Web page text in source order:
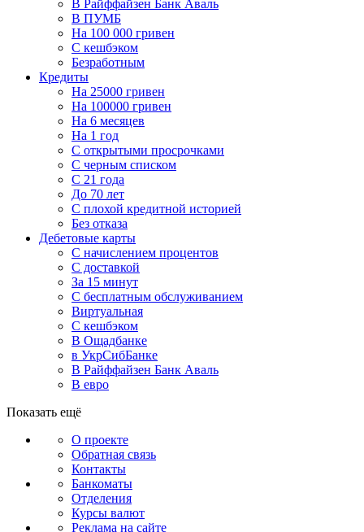
В Райффайзен Банк Аваль
В ПУМБ
На 100 000 гривен
С кешбэком
Безработным
Кредиты
На 25000 гривен
На 100000 гривен
На 6 месяцев
На 1 год
С открытыми просрочками
С черным списком
С 21 года
До 70 лет
С плохой кредитной историей
Без отказа
Дебетовые карты
С начислением процентов
С доставкой
За 15 минут
С бесплатным обслуживанием
Виртуальная
С кешбэком
В Ощадбанке
в УкрСибБанке
В Райффайзен Банк Аваль
В евро
Показать ещё
О проекте
Обратная связь
Контакты
Банкоматы
Отделения
Курсы валют
Реклама на сайте